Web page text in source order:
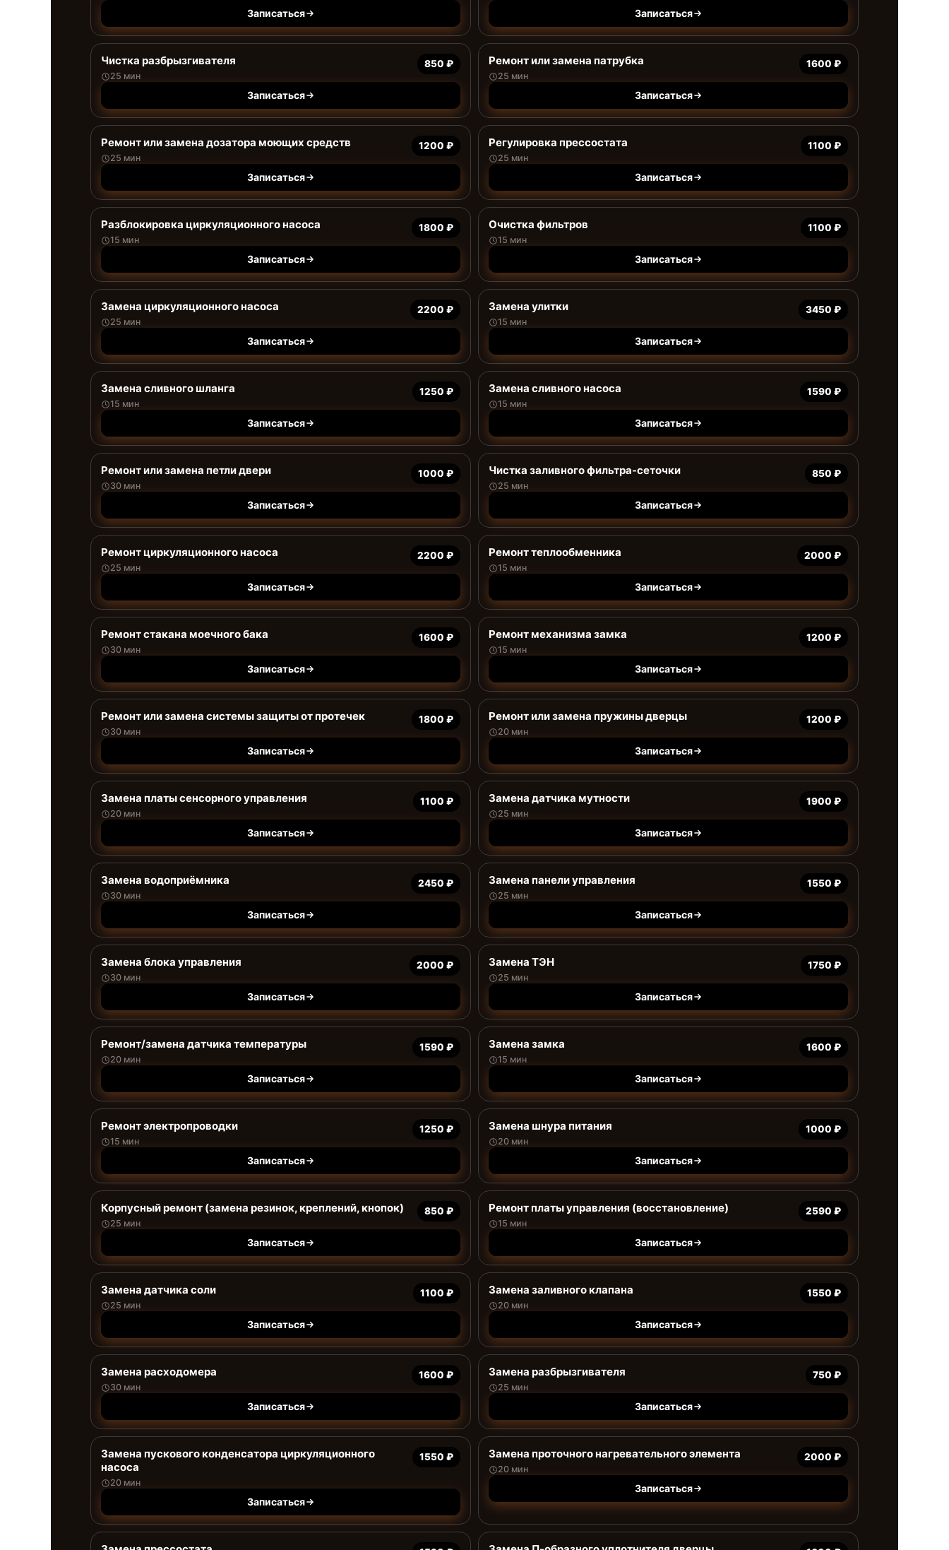
Записаться Записаться
Чистка разбрызгивателя
25 мин
850 ₽
Записаться
Ремонт или замена патрубка
25 мин
1600 ₽
Записаться
Ремонт или замена дозатора моющих средств
25 мин
1200 ₽
Записаться
Регулировка прессостата
25 мин
1100 ₽
Записаться
Разблокировка циркуляционного насоса
15 мин
1800 ₽
Записаться
Очистка фильтров
15 мин
1100 ₽
Записаться
Замена циркуляционного насоса
25 мин
2200 ₽
Записаться
Замена улитки
15 мин
3450 ₽
Записаться
Замена сливного шланга
15 мин
1250 ₽
Записаться
Замена сливного насоса
15 мин
1590 ₽
Записаться
Ремонт или замена петли двери
30 мин
1000 ₽
Записаться
Чистка заливного фильтра-сеточки
25 мин
850 ₽
Записаться
Ремонт циркуляционного насоса
25 мин
2200 ₽
Записаться
Ремонт теплообменника
15 мин
2000 ₽
Записаться
Ремонт стакана моечного бака
30 мин
1600 ₽
Записаться
Ремонт механизма замка
15 мин
1200 ₽
Записаться
Ремонт или замена системы защиты от протечек
30 мин
1800 ₽
Записаться
Ремонт или замена пружины дверцы
20 мин
1200 ₽
Записаться
Замена платы сенсорного управления
20 мин
1100 ₽
Записаться
Замена датчика мутности
25 мин
1900 ₽
Записаться
Замена водоприёмника
30 мин
2450 ₽
Записаться
Замена панели управления
25 мин
1550 ₽
Записаться
Замена блока управления
30 мин
2000 ₽
Записаться
Замена ТЭН
25 мин
1750 ₽
Записаться
Ремонт/замена датчика температуры
20 мин
1590 ₽
Записаться
Замена замка
15 мин
1600 ₽
Записаться
Ремонт электропроводки
15 мин
1250 ₽
Записаться
Замена шнура питания
20 мин
1000 ₽
Записаться
Корпусный ремонт (замена резинок, креплений, кнопок)
25 мин
850 ₽
Записаться
Ремонт платы управления (восстановление)
15 мин
2590 ₽
Записаться
Замена датчика соли
25 мин
1100 ₽
Записаться
Замена заливного клапана
20 мин
1550 ₽
Записаться
Замена расходомера
30 мин
1600 ₽
Записаться
Замена разбрызгивателя
25 мин
750 ₽
Записаться
Замена пускового конденсатора циркуляционного
насоса
20 мин
1550 ₽
Записаться
Замена проточного нагревательного элемента
20 мин
2000 ₽
Записаться